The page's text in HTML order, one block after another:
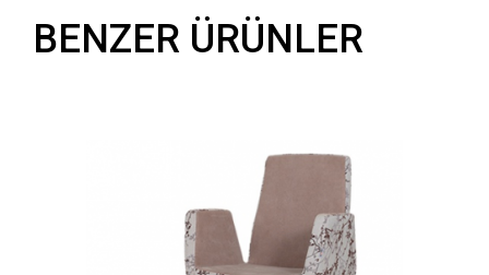
BENZER ÜRÜNLER